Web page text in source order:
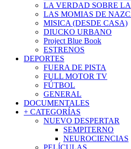
LA VERDAD SOBRE
LAS MOMIAS DE
MISICA (DESDE CASA)
DIUCKO URBANO
Project Blue Book
ESTRENOS
DEPORTES
FUERA DE PISTA
FULL MOTOR TV
FÚTBOL
GENERAL
DOCUMENTALES
+ CATEGORÍAS
NUEVO DESPERTAR
SEMPITERNO
NEUROCIENCIAS
PELÍCULAS